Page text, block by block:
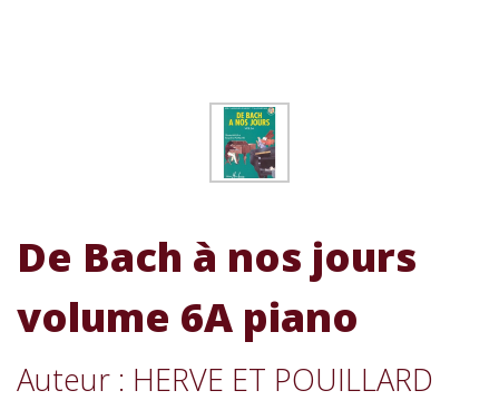
De Bach à nos jours
volume 6A piano
Auteur : HERVE ET POUILLARD